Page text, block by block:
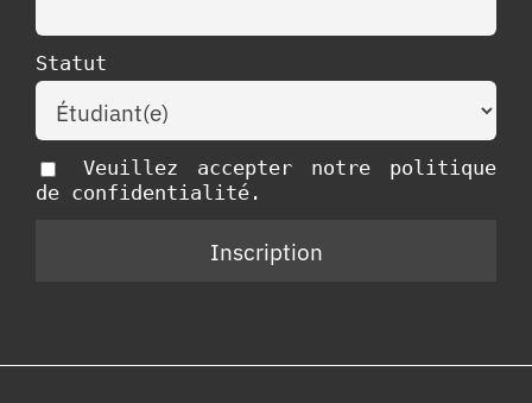
Statut
Veuillez accepter notre politique
de confidentialité.